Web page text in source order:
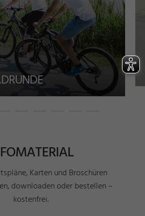
Karten und Broschüren
downloaden oder bestellen –
kostenfrei.